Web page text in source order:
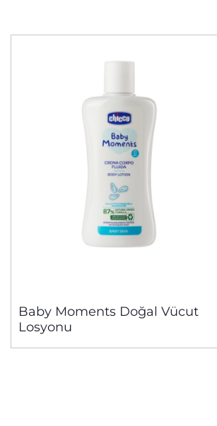
Baby Moments Doğal Vücut
Losyonu